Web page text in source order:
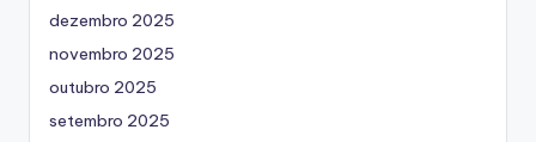
dezembro 2025
novembro 2025
outubro 2025
setembro 2025